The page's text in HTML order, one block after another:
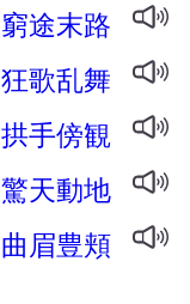
窮途末路
狂歌乱舞
拱手傍観
驚天動地
曲眉豊頬